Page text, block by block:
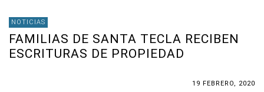
NOTICIAS
FAMILIAS DE SANTA TECLA RECIBEN
ESCRITURAS DE PROPIEDAD
19 FEBRERO, 2020